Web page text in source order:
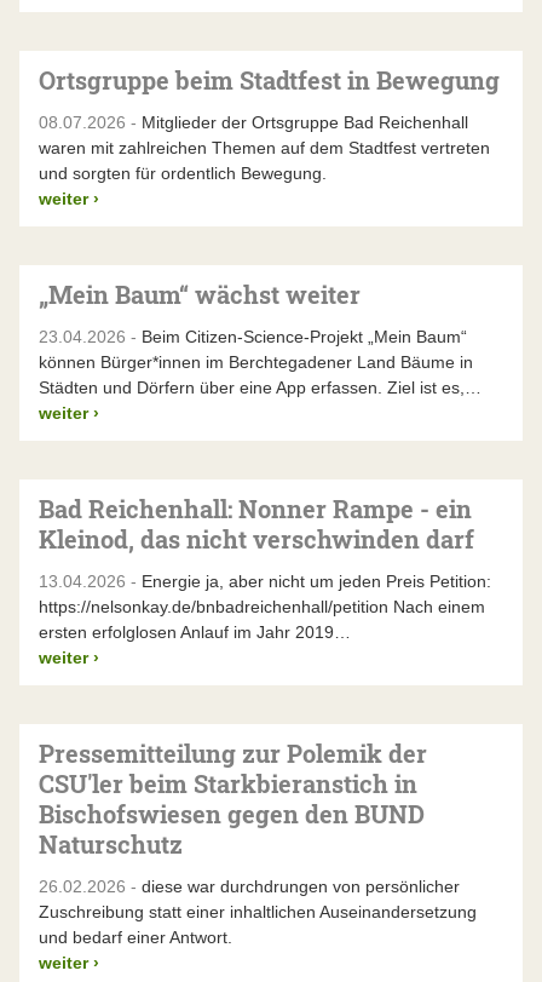
Ortsgruppe beim Stadtfest in Bewegung
08.07.2026 - Mitglieder der Ortsgruppe Bad Reichenhall
waren mit zahlreichen Themen auf dem Stadtfest vertreten
und sorgten für ordentlich Bewegung.
weiter ›
„Mein Baum“ wächst weiter
23.04.2026 - Beim Citizen-Science-Projekt „Mein Baum“
können Bürger*innen im Berchtegadener Land Bäume in
Städten und Dörfern über eine App erfassen. Ziel ist es,…
weiter ›
Bad Reichenhall: Nonner Rampe - ein
Kleinod, das nicht verschwinden darf
13.04.2026 - Energie ja, aber nicht um jeden Preis Petition:
https://nelsonkay.de/bnbadreichenhall/petition Nach einem
ersten erfolglosen Anlauf im Jahr 2019…
weiter ›
Pressemitteilung zur Polemik der
CSU'ler beim Starkbieranstich in
Bischofswiesen gegen den BUND
Naturschutz
26.02.2026 - diese war durchdrungen von persönlicher
Zuschreibung statt einer inhaltlichen Auseinandersetzung
und bedarf einer Antwort.
weiter ›